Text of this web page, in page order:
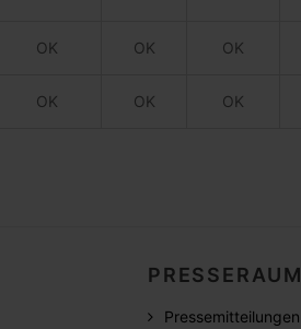
OK OK OK
OK OK OK
PRESSERAUM
Pressemitteilungen